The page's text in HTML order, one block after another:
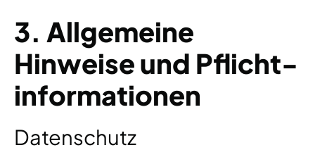
3. Allgemeine
Hinweise und Pflicht­
informationen
Datenschutz